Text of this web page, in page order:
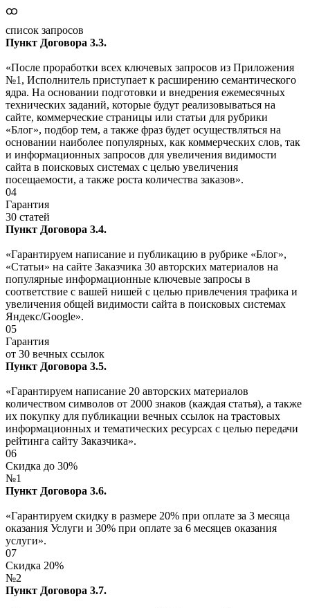
ထ
список запросов
Пункт Договора 3.3.
«После проработки всех ключевых запросов из Приложения
№1, Исполнитель приступает к расширению семантического
ядра. На основании подготовки и внедрения ежемесячных
технических заданий, которые будут реализовываться на
сайте, коммерческие страницы или статьи для рубрики
«Блог», подбор тем, а также фраз будет осуществляться на
основании наиболее популярных, как коммерческих слов, так
и информационных запросов для увеличения видимости
сайта в поисковых системах с целью увеличения
посещаемости, а также роста количества заказов».
04
Гарантия
30 статей
Пункт Договора 3.4.
«Гарантируем написание и публикацию в рубрике «Блог»,
«Статьи» на сайте Заказчика 30 авторских материалов на
популярные информационные ключевые запросы в
соответствие с вашей нишей с целью привлечения трафика и
увеличения общей видимости сайта в поисковых системах
Яндекс/Google».
05
Гарантия
от 30 вечных ссылок
Пункт Договора 3.5.
«Гарантируем написание 20 авторских материалов
количеством символов от 2000 знаков (каждая статья), а также
их покупку для публикации вечных ссылок на трастовых
информационных и тематических ресурсах с целью передачи
рейтинга сайту Заказчика».
06
Скидка до 30%
№1
Пункт Договора 3.6.
«Гарантируем скидку в размере 20% при оплате за 3 месяца
оказания Услуги и 30% при оплате за 6 месяцев оказания
услуги».
07
Скидка 20%
№2
Пункт Договора 3.7.